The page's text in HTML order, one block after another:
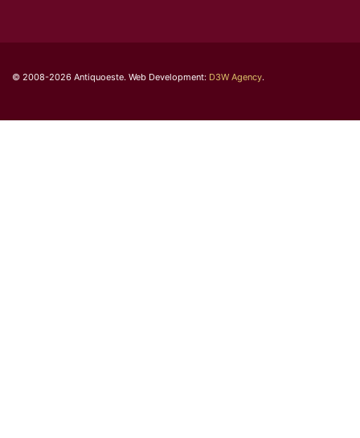
© 2008-2026 Antiquoeste. Web Development: D3W Agency.